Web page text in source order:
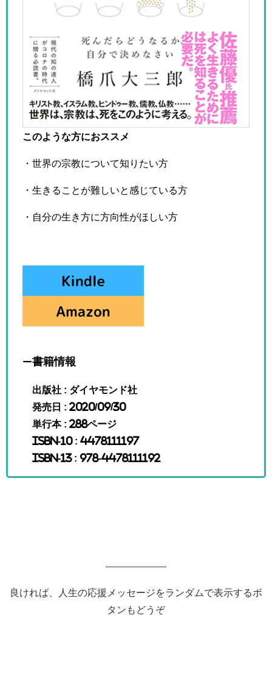
このような方におススメ
・世界の宗教について知りたい方
・生きることが難しいと感じている方
・自分の生き方に方向性がほしい方
–書籍情報
出版社 : ダイヤモンド社
発売日 : 2020/09/30
単行本 : 288ページ
ISBN-10 : 4478111197
ISBN-13 : 978-4478111192
良ければ、人生の応援メッセージをランダムで表示するボ
タンもどうぞ